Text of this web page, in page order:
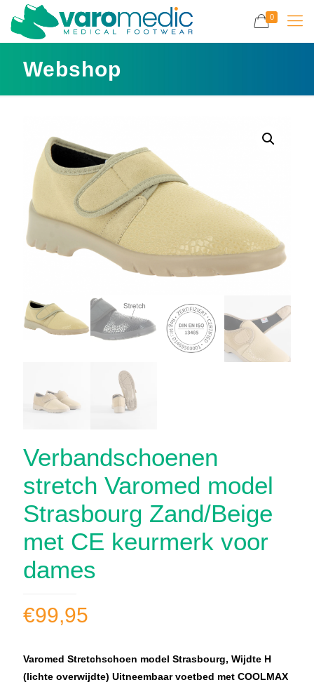
0
Webshop
Verbandschoenen
stretch Varomed model
Strasbourg Zand/Beige
met CE keurmerk voor
dames
€99,95
Varomed Stretchschoen model Strasbourg, Wijdte H
(lichte overwijdte) Uitneembaar voetbed met COOLMAX